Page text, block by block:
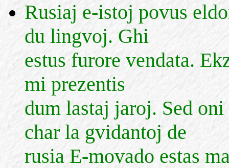
Rusiaj e-istoj povus
du lingvoj. Ghi
estus furore vendata.
mi prezentis
dum lastaj jaroj. Sed
char la gvidantoj de
rusia E-movado estas